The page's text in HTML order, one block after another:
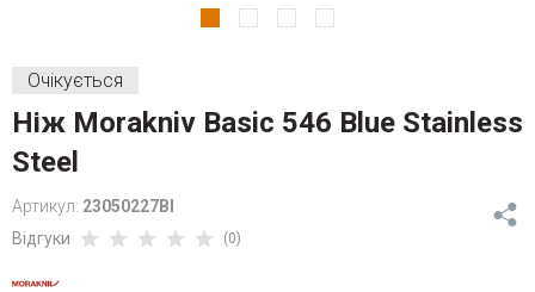
Очікується
Ніж Morakniv Basic 546 Blue Stainless
Steel
Артикул: 23050227Bl
Відгуки
(0)